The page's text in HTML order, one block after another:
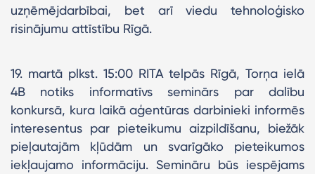
uzņēmējdarbībai, bet arī viedu tehnoloģisko
risinājumu attīstību Rīgā.
19. martā plkst. 15:00 RITA telpās Rīgā, Torņa ielā
4B notiks informatīvs seminārs par dalību
konkursā, kura laikā aģentūras darbinieki informēs
interesentus par pieteikumu aizpildīšanu, biežāk
pieļautajām kļūdām un svarīgāko pieteikumos
iekļaujamo informāciju. Semināru būs iespējams